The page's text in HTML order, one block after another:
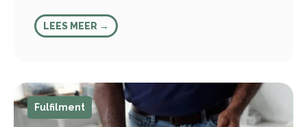
LEES MEER →
Fulfilment